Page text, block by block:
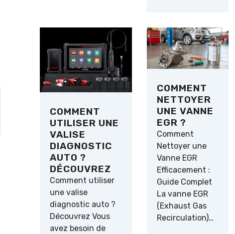
COMMENT
UTILISER UNE
VALISE
DIAGNOSTIC
AUTO ?
DÉCOUVREZ
Comment utiliser
une valise
diagnostic auto ?
Découvrez Vous
avez besoin de
COMMENT
NETTOYER
UNE VANNE
EGR ?
Comment
Nettoyer une
Vanne EGR
Efficacement :
Guide Complet
La vanne EGR
(Exhaust Gas
Recirculation)…